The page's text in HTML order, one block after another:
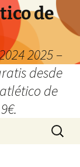
de
2025 –
desde
de
Buscar: